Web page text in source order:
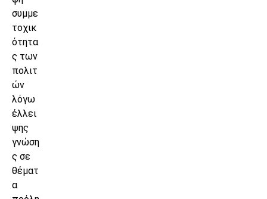
συμμε
τοχικ
ότητα
ς των
πολιτ
ών
λόγω
έλλει
ψης
γνώση
ς σε
θέματ
α